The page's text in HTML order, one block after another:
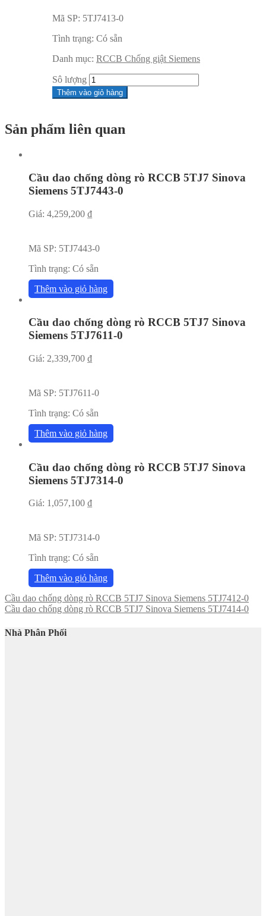
Mã SP: 5TJ7413-0
Tình trạng: Có sẵn
Danh mục: RCCB Chống giật Siemens
Sô lượng
Thêm vào giỏ hàng
Sản phẩm liên quan
Cầu dao chống dòng rò RCCB 5TJ7 Sinova
Siemens 5TJ7443-0
Giá: 4,259,200 ₫
Mã SP: 5TJ7443-0
Tình trạng: Có sẵn
Thêm vào giỏ hàng
Cầu dao chống dòng rò RCCB 5TJ7 Sinova
Siemens 5TJ7611-0
Giá: 2,339,700 ₫
Mã SP: 5TJ7611-0
Tình trạng: Có sẵn
Thêm vào giỏ hàng
Cầu dao chống dòng rò RCCB 5TJ7 Sinova
Siemens 5TJ7314-0
Giá: 1,057,100 ₫
Mã SP: 5TJ7314-0
Tình trạng: Có sẵn
Thêm vào giỏ hàng
Cầu dao chống dòng rò RCCB 5TJ7 Sinova Siemens 5TJ7412-0
Cầu dao chống dòng rò RCCB 5TJ7 Sinova Siemens 5TJ7414-0
Nhà Phân Phối